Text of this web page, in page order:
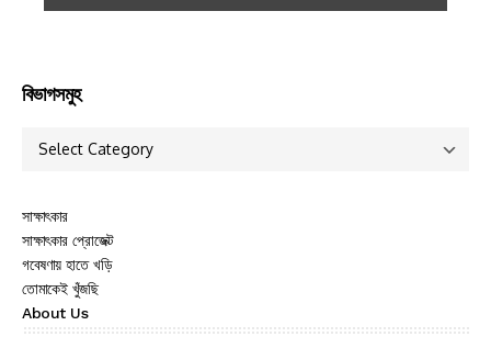
বিভাগসমুহ
সাক্ষাৎকার
সাক্ষাৎকার প্রোজেক্ট
গবেষণায় হাতে খড়ি
তোমাকেই খুঁজছি
About Us